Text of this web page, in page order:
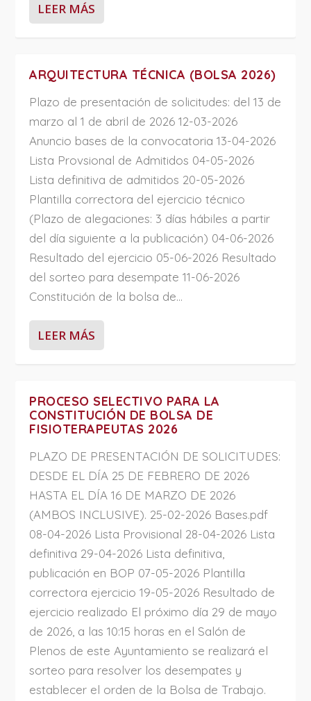
LEER MÁS
ARQUITECTURA TÉCNICA (BOLSA 2026)
Plazo de presentación de solicitudes: del 13 de
marzo al 1 de abril de 2026 12-03-2026
Anuncio bases de la convocatoria 13-04-2026
Lista Provsional de Admitidos 04-05-2026
Lista definitiva de admitidos 20-05-2026
Plantilla correctora del ejercicio técnico
(Plazo de alegaciones: 3 días hábiles a partir
del día siguiente a la publicación) 04-06-2026
Resultado del ejercicio 05-06-2026 Resultado
del sorteo para desempate 11-06-2026
Constitución de la bolsa de...
LEER MÁS
PROCESO SELECTIVO PARA LA
CONSTITUCIÓN DE BOLSA DE
FISIOTERAPEUTAS 2026
PLAZO DE PRESENTACIÓN DE SOLICITUDES:
DESDE EL DÍA 25 DE FEBRERO DE 2026
HASTA EL DÍA 16 DE MARZO DE 2026
(AMBOS INCLUSIVE). 25-02-2026 Bases.pdf
08-04-2026 Lista Provisional 28-04-2026 Lista
definitiva 29-04-2026 Lista definitiva,
publicación en BOP 07-05-2026 Plantilla
correctora ejercicio 19-05-2026 Resultado de
ejercicio realizado El próximo día 29 de mayo
de 2026, a las 10:15 horas en el Salón de
Plenos de este Ayuntamiento se realizará el
sorteo para resolver los desempates y
establecer el orden de la Bolsa de Trabajo.